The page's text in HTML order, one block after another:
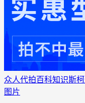
众人代拍百科知识斯
图片